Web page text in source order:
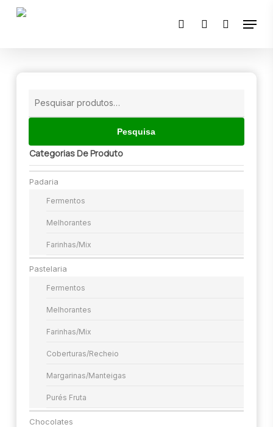
Skip
🔍
pesquisaraccount
Menu
Pesquisa
Categorias De Produto
Padaria
Fermentos
Melhorantes
Farinhas/mix
Pastelaria
Fermentos
Melhorantes
Farinhas/mix
Coberturas/Recheio
Margarinas/manteigas
Purés Fruta
Chocolates